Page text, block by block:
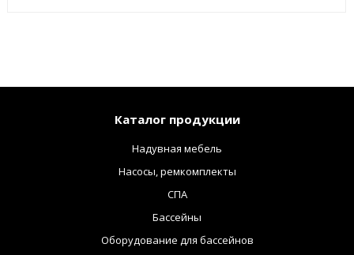
Каталог продукции
Надувная мебель
Насосы, ремкомплекты
СПА
Бассейны
Оборудование для бассейнов